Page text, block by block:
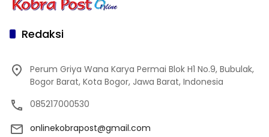
Redaksi
Perum Griya Wana Karya Permai Blok H1 No.9, Bubulak,
Bogor Barat, Kota Bogor, Jawa Barat, Indonesia
085217000530
onlinekobrapost@gmail.com